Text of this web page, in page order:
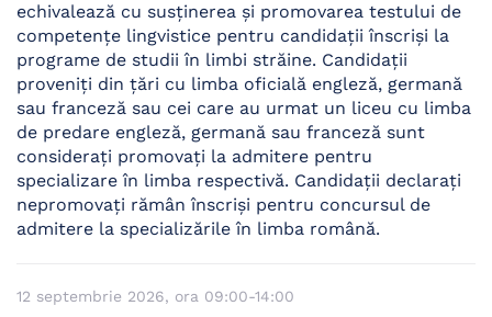
echivalează cu susţinerea şi promovarea testului de
competențe lingvistice pentru candidaţii înscriși la
programe de studii în limbi străine. Candidaţii
proveniţi din ţări cu limba oficială engleză, germană
sau franceză sau cei care au urmat un liceu cu limba
de predare engleză, germană sau franceză sunt
consideraţi promovaţi la admitere pentru
specializare în limba respectivă. Candidaţii declaraţi
nepromovaţi rămân înscrişi pentru concursul de
admitere la specializările în limba română.
12 septembrie 2026, ora 09:00-14:00